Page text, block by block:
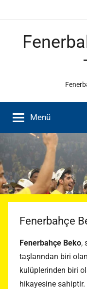
Menü
Fenerbahçe
Fenerbahçe Beko,
taşlarından biri
kulüplerinden biri
hikayesine sahiptir.